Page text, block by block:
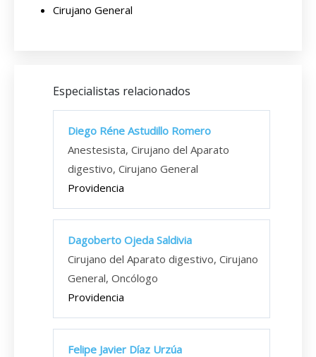
Cirujano General
Especialistas relacionados
Diego Réne Astudillo Romero
Anestesista, Cirujano del Aparato
digestivo, Cirujano General
Providencia
Dagoberto Ojeda Saldivia
Cirujano del Aparato digestivo, Cirujano
General, Oncólogo
Providencia
Felipe Javier Díaz Urzúa